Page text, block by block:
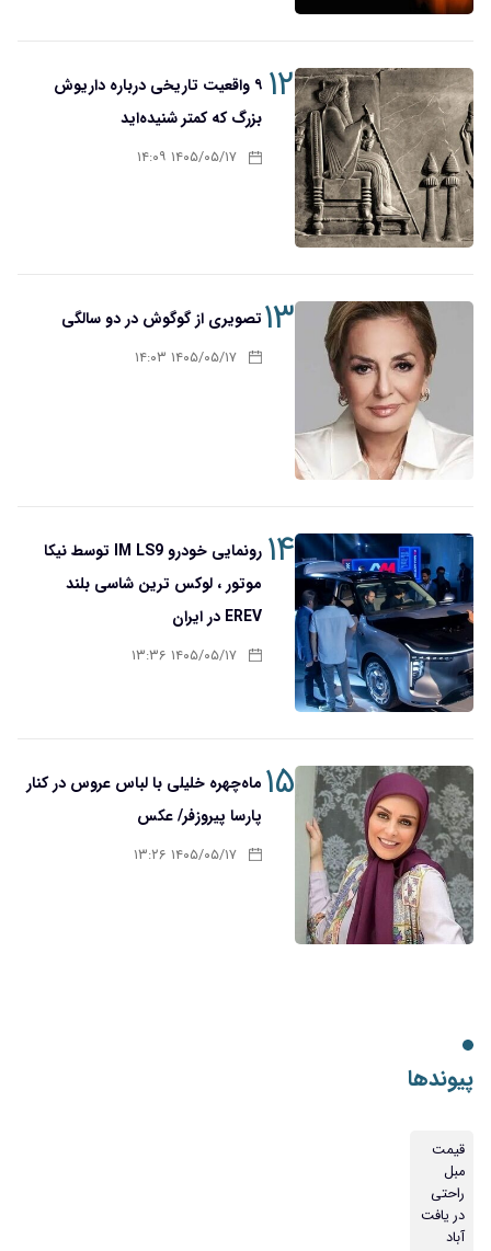
۱۲
۹ واقعیت تاریخی درباره داریوش
بزرگ که کمتر شنیده‌اید
۱۴۰۵/۰۵/۱۷ ۱۴:۰۹
۱۳تصویری از گوگوش در دو سالگی
۱۴۰۵/۰۵/۱۷ ۱۴:۰۳
۱۴
رونمایی خودرو IM LS9 توسط نیکا
موتور ، لوکس ترین شاسی بلند
EREV در ایران
۱۴۰۵/۰۵/۱۷ ۱۳:۳۶
۱۵ ماه‌چهره خلیلی با لباس عروس در کنار
پارسا پیروزفر/ عکس
۱۴۰۵/۰۵/۱۷ ۱۳:۲۶
پیوندها
قیمت
مبل
راحتی
در یافت
آباد